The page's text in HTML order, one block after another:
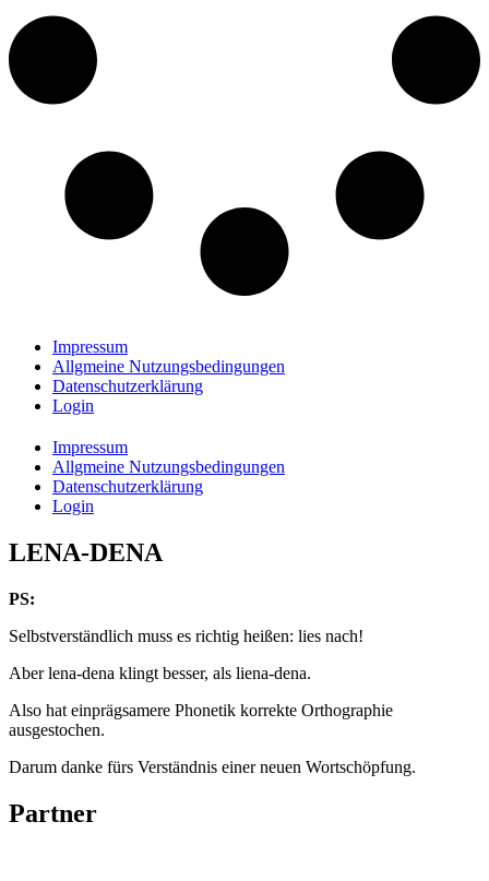
Impressum
Allgmeine Nutzungsbedingungen
Datenschutzerklärung
Login
Impressum
Allgmeine Nutzungsbedingungen
Datenschutzerklärung
Login
LENA-DENA
PS:
Selbstverständlich muss es richtig heißen: lies nach!
Aber lena-dena klingt besser, als liena-dena.
Also hat einprägsamere Phonetik korrekte Orthographie
ausgestochen.
Darum danke fürs Verständnis einer neuen Wortschöpfung.
Partner